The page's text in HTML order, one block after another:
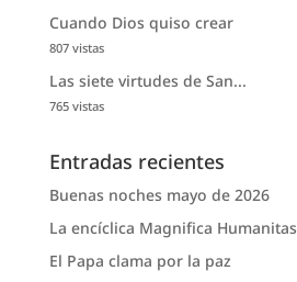
Cuando Dios quiso crear
807 vistas
Las siete virtudes de San...
765 vistas
Entradas recientes
Buenas noches mayo de 2026
La encíclica Magnifica Humanitas
El Papa clama por la paz